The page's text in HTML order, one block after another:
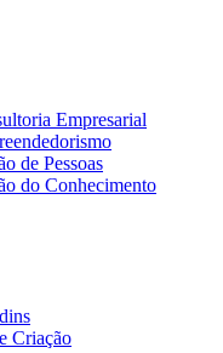
Empresarial
de Pessoas
do Conhecimento
Criação